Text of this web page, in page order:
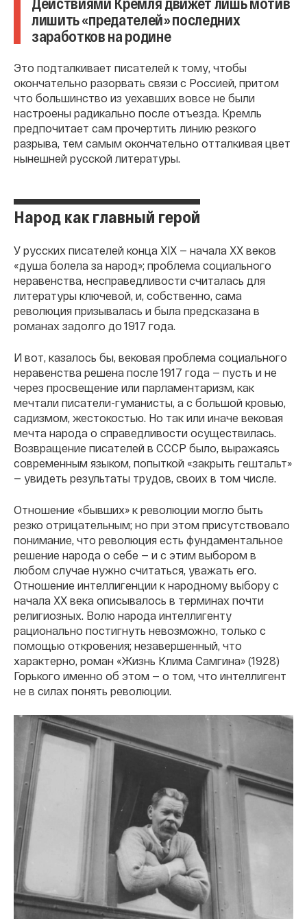
лишить «предателей» последних
заработков на родине
Это подталкивает писателей к тому, чтобы
окончательно разорвать связи с Россией, притом
что большинство из уехавших вовсе не были
настроены радикально после отъезда. Кремль
предпочитает сам прочертить линию резкого
разрыва, тем самым окончательно отталкивая цвет
нынешней русской литературы.
Народ как главный герой
У русских писателей конца XIX — начала ХХ веков
«душа болела за народ»; проблема социального
неравенства, несправедливости считалась для
литературы ключевой, и, собственно, сама
революция призывалась и была предсказана в
романах задолго до 1917 года.
И вот, казалось бы, вековая проблема социального
неравенства решена после 1917 года — пусть и не
через просвещение или парламентаризм, как
мечтали писатели-гуманисты, a с большой кровью,
садизмом, жестокостью. Но так или иначе вековая
мечта народа о справедливости осуществилась.
Возвращение писателей в СССР было, выражаясь
современным языком, попыткой «закрыть гештальт»
— увидеть результаты трудов, своих в том числе.
Отношение «бывших» к революции могло быть
резко отрицательным; но при этом присутствовало
понимание, что революция есть фундаментальное
решение народа о себе — и с этим выбором в
любом случае нужно считаться, уважать его.
Отношение интеллигенции к народному выбору с
начала ХХ века описывалось в терминах почти
религиозных. Волю народа интеллигенту
рационально постигнуть невозможно, только с
помощью откровения; незавершенный, что
характерно, роман «Жизнь Клима Самгина» (1928)
Горького именно об этом — о том, что интеллигент
не в силах понять революции.